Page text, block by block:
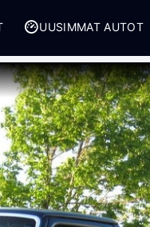
UUSIMMAT AUTOT